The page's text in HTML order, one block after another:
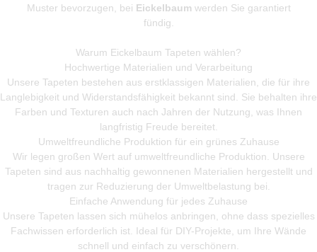
Muster bevorzugen, bei Eickelbaum werden Sie garantiert
fündig.
Warum Eickelbaum Tapeten wählen?
Hochwertige Materialien und Verarbeitung
Unsere Tapeten bestehen aus erstklassigen Materialien, die für ihre
Langlebigkeit und Widerstandsfähigkeit bekannt sind. Sie behalten ihre
Farben und Texturen auch nach Jahren der Nutzung, was Ihnen
langfristig Freude bereitet.
Umweltfreundliche Produktion für ein grünes Zuhause
Wir legen großen Wert auf umweltfreundliche Produktion. Unsere
Tapeten sind aus nachhaltig gewonnenen Materialien hergestellt und
tragen zur Reduzierung der Umweltbelastung bei.
Einfache Anwendung für jedes Zuhause
Unsere Tapeten lassen sich mühelos anbringen, ohne dass spezielles
Fachwissen erforderlich ist. Ideal für DIY-Projekte, um Ihre Wände
schnell und einfach zu verschönern.